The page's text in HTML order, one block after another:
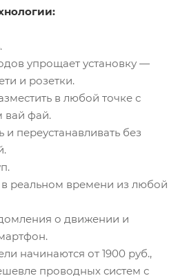
упрощает установку —
и розетки.
в любой точке с
вай фай.
и переустанавливать без
реальном времени из любой
о движении и
начинаются от 1900 руб.,
проводных систем с